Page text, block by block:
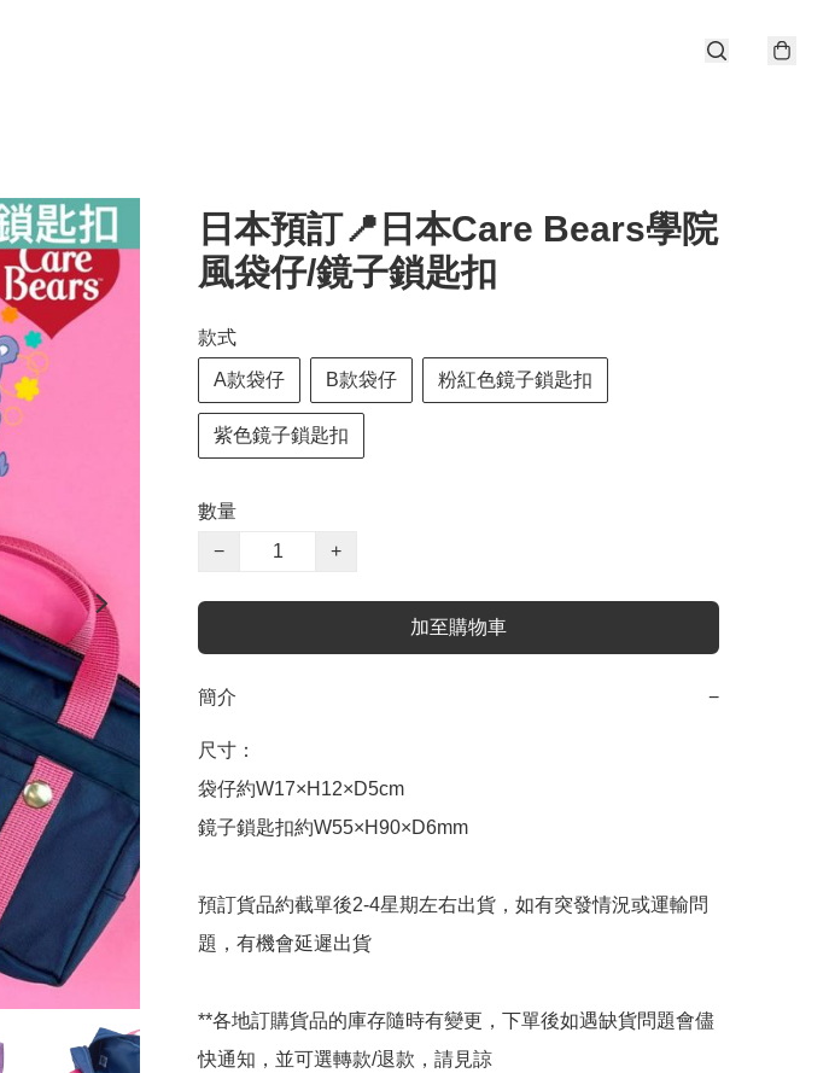
日本預訂📍日本Care Bears學院
風袋仔/鏡子鎖匙扣
款式
A款袋仔 B款袋仔 粉紅色鏡子鎖匙扣
紫色鏡子鎖匙扣
數量
−
+
加至購物車
簡介 −
尺寸：
袋仔約W17×H12×D5cm
鏡子鎖匙扣約W55×H90×D6mm
預訂貨品約截單後2-4星期左右出貨，如有突發情況或運輸問
題，有機會延遲出貨
**各地訂購貨品的庫存隨時有變更，下單後如遇缺貨問題會儘
快通知，並可選轉款/退款，請見諒